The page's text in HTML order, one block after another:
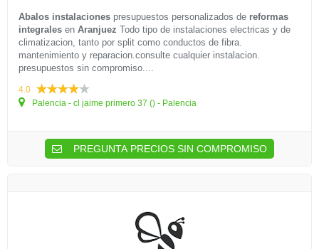
Abalos instalaciones presupuestos personalizados de reformas
integrales en Aranjuez Todo tipo de instalaciones electricas y de
climatizacion, tanto por split como conductos de fibra.
mantenimiento y reparacion.consulte cualquier instalacion.
presupuestos sin compromiso....
4.0
Palencia - cl jaime primero 37 () - Palencia
PREGUNTA PRECIOS SIN COMPROMISO